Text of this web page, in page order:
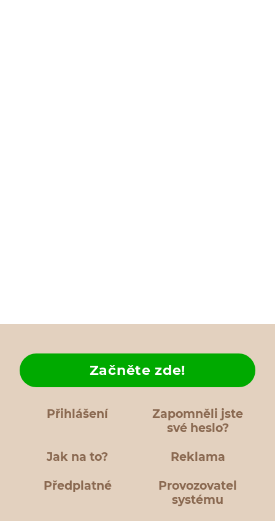
Přihlášení
Zapomněli jste
své heslo?
Jak na to?
Začněte zde!
Reklama
Předplatné
Provozovatel
systému